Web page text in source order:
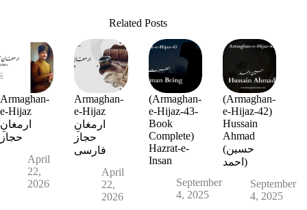
Related Posts
Armaghan-
e-Hijaz
ارمغانِ
حجاز
April
22,
2026
Armaghan-
e-Hijaz
ارمغانِ
حجاز
فارسی
April
22,
2026
(Armaghan-
e-Hijaz-43-
Book
Complete)
Hazrat-e-
Insan
September
4, 2025
(Armaghan-
e-Hijaz-42)
Hussain
Ahmad
(حسین
احمد)
September
4, 2025